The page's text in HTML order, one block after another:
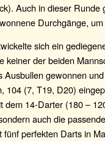
Auch in dieser Runde
Durchgänge,
sich ein
keiner der beiden
gewonnen
104 (7, T19, D20)
dem 14-Darter (180 –
auch die
perfekten Darts in